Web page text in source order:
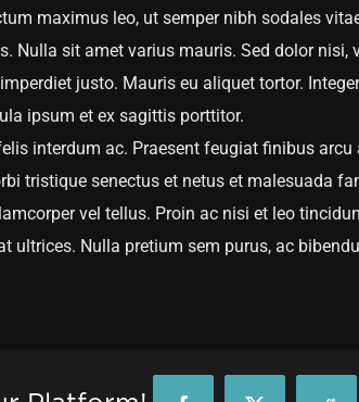
maximus leo, ut semper nibh sodales
Nulla sit amet varius mauris. Sed dolor nisi,
justo. Mauris eu aliquet tortor.
ipsum et ex sagittis porttitor.
interdum ac. Praesent feugiat finibus arcu
tristique senectus et netus et malesuada
vel tellus. Proin ac nisi et leo
ultrices. Nulla pretium sem purus, ac